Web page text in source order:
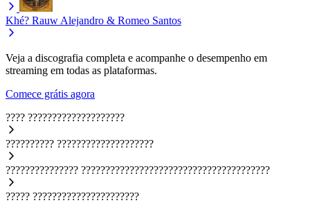
Khé? Rauw Alejandro & Romeo Santos
Veja a discografia completa e acompanhe o desempenho em
streaming em todas as plataformas.
Comece grátis agora
???? ????????????????????
?????????? ????????????????????
??????????????? ???????????????????????????????????????
????? ??????????????????????